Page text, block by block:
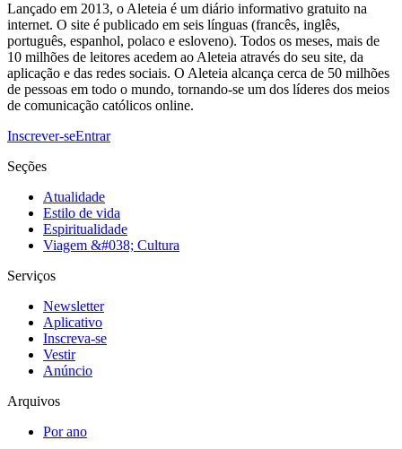
Lançado em 2013, o Aleteia é um diário informativo gratuito na
internet. O site é publicado em seis línguas (francês, inglês,
português, espanhol, polaco e esloveno). Todos os meses, mais de
10 milhões de leitores acedem ao Aleteia através do seu site, da
aplicação e das redes sociais. O Aleteia alcança cerca de 50 milhões
de pessoas em todo o mundo, tornando-se um dos líderes dos meios
de comunicação católicos online.
Inscrever-seEntrar
Seções
Atualidade
Estilo de vida
Espiritualidade
Viagem &#038; Cultura
Serviços
Newsletter
Aplicativo
Inscreva-se
Vestir
Anúncio
Arquivos
Por ano